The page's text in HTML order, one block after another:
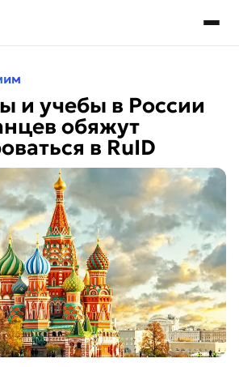
и учебы в России
обяжут
в RuID